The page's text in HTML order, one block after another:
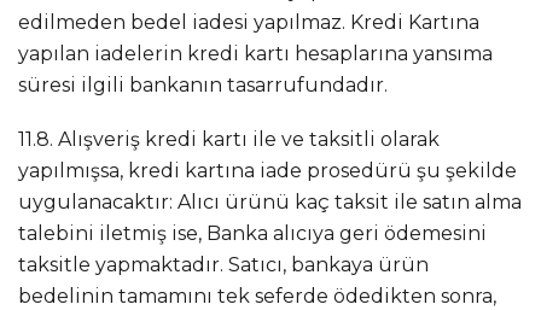
edilmeden bedel iadesi yapılmaz. Kredi Kartına
yapılan iadelerin kredi kartı hesaplarına yansıma
süresi ilgili bankanın tasarrufundadır.
11.8. Alışveriş kredi kartı ile ve taksitli olarak
yapılmışsa, kredi kartına iade prosedürü şu şekilde
uygulanacaktır: Alıcı ürünü kaç taksit ile satın alma
talebini iletmiş ise, Banka alıcıya geri ödemesini
taksitle yapmaktadır. Satıcı, bankaya ürün
bedelinin tamamını tek seferde ödedikten sonra,